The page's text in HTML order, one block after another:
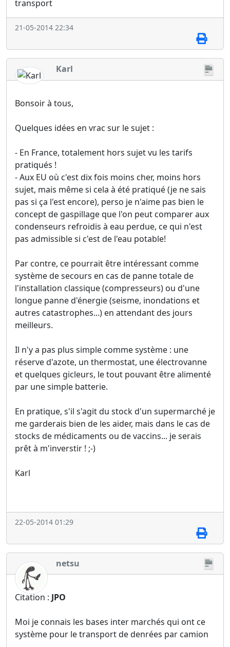
transport
21-05-2014 22:34
Karl
Bonsoir à tous,
Quelques idées en vrac sur le sujet :
- En France, totalement hors sujet vu les tarifs
pratiqués !
- Aux EU où c'est dix fois moins cher, moins hors
sujet, mais même si cela à été pratiqué (je ne sais
pas si ça l'est encore), perso je n'aime pas bien le
concept de gaspillage que l'on peut comparer aux
condenseurs refroidis à eau perdue, ce qui n'est
pas admissible si c'est de l'eau potable!
Par contre, ce pourrait être intéressant comme
système de secours en cas de panne totale de
l'installation classique (compresseurs) ou d'une
longue panne d'énergie (seisme, inondations et
autres catastrophes...) en attendant des jours
meilleurs.
Il n'y a pas plus simple comme système : une
réserve d'azote, un thermostat, une électrovanne
et quelques gicleurs, le tout pouvant être alimenté
par une simple batterie.
En pratique, s'il s'agit du stock d'un supermarché je
me garderais bien de les aider, mais dans le cas de
stocks de médicaments ou de vaccins... je serais
prêt à m'inverstir ! ;-)
Karl
22-05-2014 01:29
netsu
Citation : JPO
Moi je connais les bases inter marchés qui ont ce
système pour le transport de denrées par camion